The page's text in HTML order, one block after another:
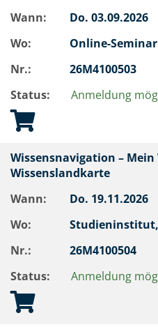
Wann:
Do. 03.09.2026
Wo:
Online-
Nr.:
26M4100503
Status:
Anmeldung
Wissensnavigation – Mein
Wissenslandkarte
Wann:
Do. 19.11.2026
Wo:
Studieninstitut,
Nr.:
26M4100504
Status:
Anmeldung